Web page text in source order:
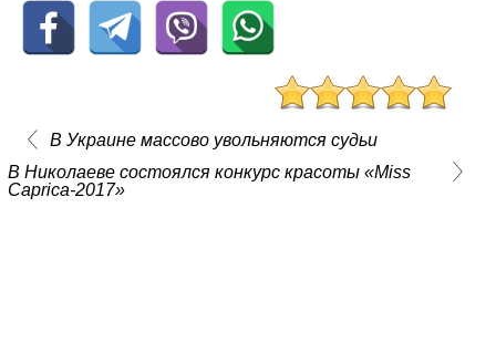
В Украине массово увольняются судьи
В Николаеве состоялся конкурс красоты «Miss
Caprica-2017»